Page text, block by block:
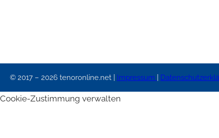
© 2017 – 2026 tenoronline.net | Impressum
Cookie-Zustimmung verwalten